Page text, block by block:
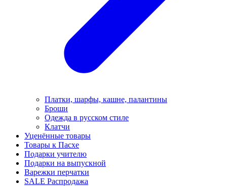
Платки, шарфы, кашне, палантины
Броши
Одежда в русском стиле
Клатчи
Уценённые товары
Товары к Пасхе
Подарки учителю
Подарки на выпускной
Варежки перчатки
SALE Распродажа